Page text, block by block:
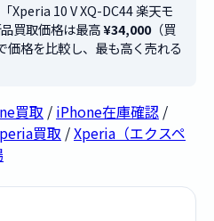
Xperia 10 V XQ-DC44 楽天モ
買取価格は最高¥34,000（買
価格を比較し、最も高く売れる
買取 / iPhone在庫確認 /
買取 /Xperia（エクスペ